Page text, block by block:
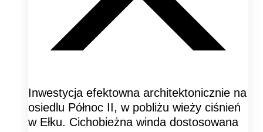
Inwestycja efektowna architektonicznie na
osiedlu Północ II, w pobliżu wieży ciśnień
w Ełku. Cichobieżna winda dostosowana